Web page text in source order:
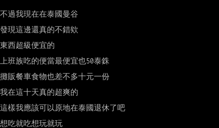
不過我現在在泰國曼谷
發現這邊還真的不錯欸
東西超級便宜的
上班族吃的便當最便宜也50泰銖
攤販餐車食物也差不多十元一份
我在這十天真的超爽的
這樣我應該可以原地在泰國退休了吧
想吃就吃想玩就玩